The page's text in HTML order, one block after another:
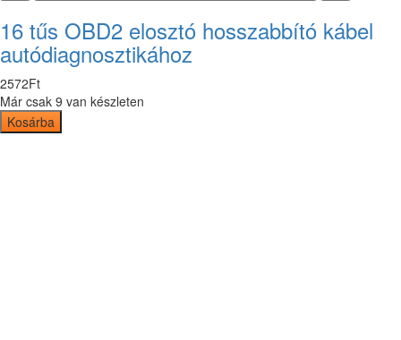
16 tűs OBD2 elosztó hosszabbító kábel
autódiagnosztikához
2572Ft
Már csak 9 van készleten
Kosárba